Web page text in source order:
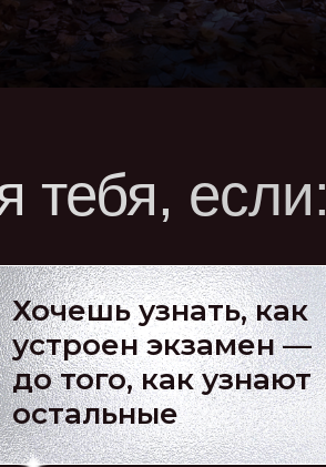
тебя, если:
Хочешь узнать, как
устроен экзамен —
до того, как узнают
остальные